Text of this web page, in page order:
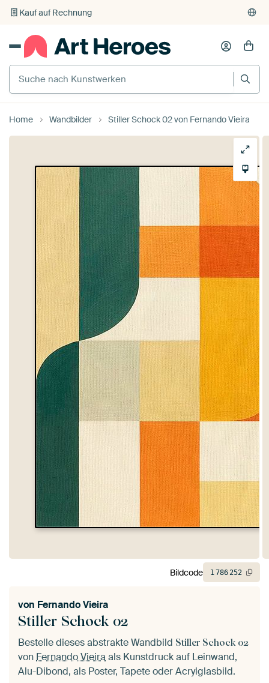
Kauf auf Rechnung
Individueller Druck auf Bestellung
Home Wandbilder Stiller Schock 02 von Fernando Vieira
Stiller Schock 02
von Fernando Vieira
Bestelle dieses abstrakte Wandbild Stiller Schock 02
vonFernando Vieiraals Kunstdruck auf Leinwand,
Alu-Dibond, als Poster, Tapete oder Acrylglasbild.
Bildcode 1786252